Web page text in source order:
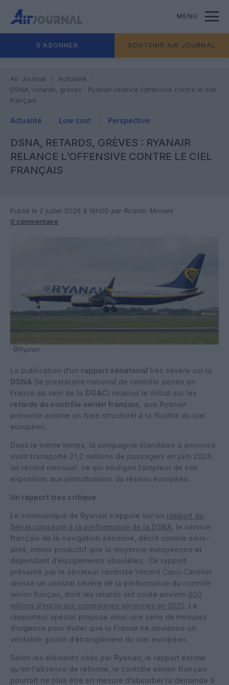
MENU
S'ABONNER SOUTENIR AIR JOURNAL
Air Journal
Actualité
DSNA, retards, grèves : Ryanair relance l’offensive contre le ciel
français
Actualité Low cost Perspective
DSNA, RETARDS, GRÈVES : RYANAIR
RELANCE L’OFFENSIVE CONTRE LE CIEL
FRANÇAIS
Publié le 2 juillet 2026 à 16h00 par Ricardo Moraes
0 commentaire
@Ryanair
La publication d’un rapport sénatorial très sévère sur la
DSNA (le prestataire national de contrôle aérien en
France au sein de la DGAC) relance le débat sur les
retards du contrôle aérien français,
que Ryanair
présente comme un frein structurel à la fluidité du ciel
européen.
Dans le même temps, la compagnie irlandaise a annoncé
avoir transporté 21,2 millions de passagers en juin 2026,
un record mensuel, ce qui souligne l’ampleur de son
exposition aux perturbations du réseau européen.
Un rapport très critique
Le communiqué de Ryanair s’appuie sur un rapport du
Sénat consacré à la performance de la DSNA , le service
français de la navigation aérienne, décrit comme sous-
doté, moins productif que la moyenne européenne et
dépendant d’équipements obsolètes. Ce rapport
présenté par le sénateur centriste Vincent Capo‑Canellas
dresse un constat sévère de la performance du contrôle
aérien français , dont les retards ont coûté environ 800
millions d’euros aux compagnies aériennes en 2025. Le
rapporteur spécial propose ainsi une série de mesures
d’urgence pour éviter que la France ne devienne un
véritable goulot d’étranglement du ciel européen.
Selon les éléments cités par Ryanair, le rapport estime
qu’en l’absence de réforme, le contrôle aérien français
pourrait ne plus être en mesure d’absorber la demande à